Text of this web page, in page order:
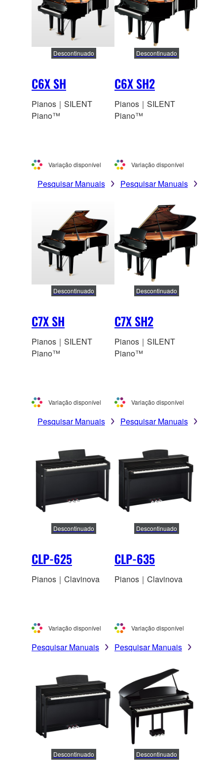
C6X SH
Descontinuado
Pianos｜SILENT
Piano™
Variação disponível
Pesquisar Manuais
C6X SH2
Descontinuado
Pianos｜SILENT
Piano™
Variação disponível
Pesquisar Manuais
C7X SH
Descontinuado
Pianos｜SILENT
Piano™
Variação disponível
Pesquisar Manuais
C7X SH2
Descontinuado
Pianos｜SILENT
Piano™
Variação disponível
Pesquisar Manuais
CLP-625
Descontinuado
Pianos｜Clavinova
Variação disponível
Pesquisar Manuais
CLP-635
Descontinuado
Pianos｜Clavinova
Variação disponível
Pesquisar Manuais
Descontinuado Descontinuado